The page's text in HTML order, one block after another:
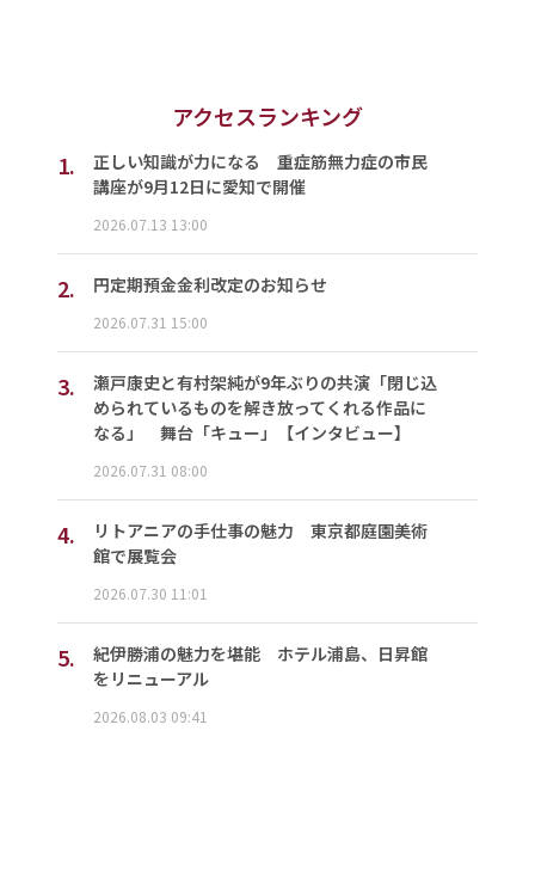
アクセスランキング
1.
正しい知識が力になる 重症筋無力症の市民
講座が9月12日に愛知で開催
2026.07.13 13:00
2. 円定期預金金利改定のお知らせ
2026.07.31 15:00
3.
瀬戸康史と有村架純が9年ぶりの共演「閉じ込
められているものを解き放ってくれる作品に
なる」 舞台「キュー」【インタビュー】
2026.07.31 08:00
4.
リトアニアの手仕事の魅力 東京都庭園美術
館で展覧会
2026.07.30 11:01
5.
紀伊勝浦の魅力を堪能 ホテル浦島、日昇館
をリニューアル
2026.08.03 09:41